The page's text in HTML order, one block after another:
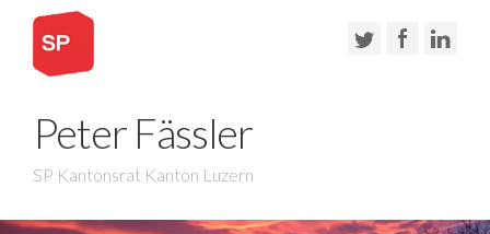
Peter Fässler
SP Kantonsrat Kanton Luzern